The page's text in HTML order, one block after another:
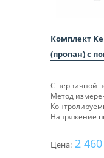
Комплект
(пропан) с
С первичной
Метод
Напряжение
Цена: 2 460